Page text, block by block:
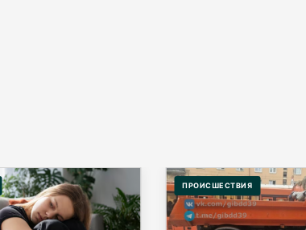
ПРОИСШЕСТВИЯ